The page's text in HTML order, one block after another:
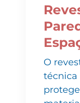
O
técnica